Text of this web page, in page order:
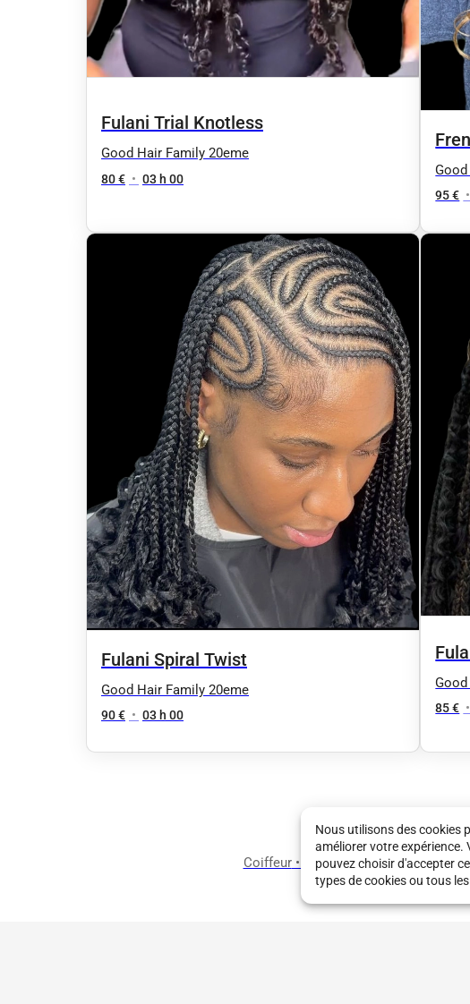
Fulani Trial Knotless
Good Hair Family 20eme
80 € • 03 h 00
95 € •
Fulani Spiral Twist
Good Hair Family 20eme
90 € • 03 h 00 85 € •
Coiffeur• Barbier•Salon de coiffure•
Nous utilisons des cookies
améliorer votre expérience.
pouvez choisir d'accepter
types de cookies ou tous